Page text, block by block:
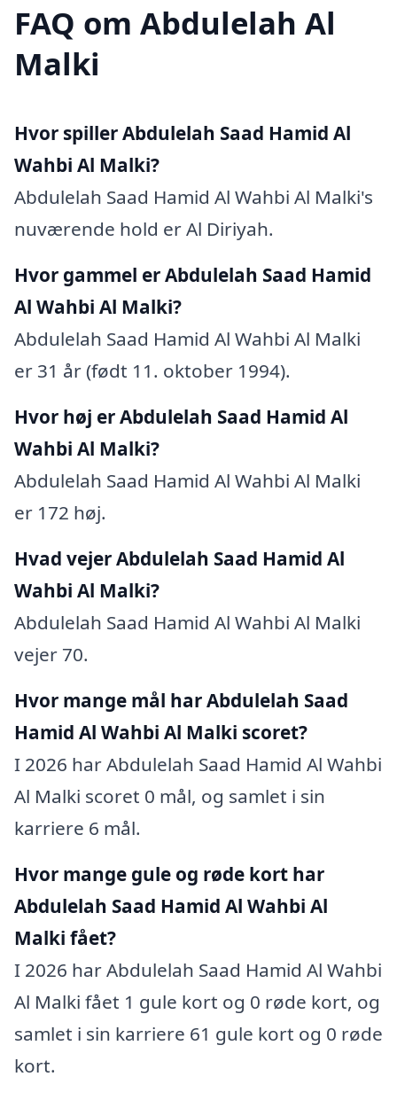
FAQ om Abdulelah Al
Malki
Hvor spiller Abdulelah Saad Hamid Al
Wahbi Al Malki?
Abdulelah Saad Hamid Al Wahbi Al Malki's
nuværende hold er Al Diriyah.
Hvor gammel er Abdulelah Saad Hamid
Al Wahbi Al Malki?
Abdulelah Saad Hamid Al Wahbi Al Malki
er 31 år (født 11. oktober 1994).
Hvor høj er Abdulelah Saad Hamid Al
Wahbi Al Malki?
Abdulelah Saad Hamid Al Wahbi Al Malki
er 172 høj.
Hvad vejer Abdulelah Saad Hamid Al
Wahbi Al Malki?
Abdulelah Saad Hamid Al Wahbi Al Malki
vejer 70.
Hvor mange mål har Abdulelah Saad
Hamid Al Wahbi Al Malki scoret?
I 2026 har Abdulelah Saad Hamid Al Wahbi
Al Malki scoret 0 mål, og samlet i sin
karriere 6 mål.
Hvor mange gule og røde kort har
Abdulelah Saad Hamid Al Wahbi Al
Malki fået?
I 2026 har Abdulelah Saad Hamid Al Wahbi
Al Malki fået 1 gule kort og 0 røde kort, og
samlet i sin karriere 61 gule kort og 0 røde
kort.